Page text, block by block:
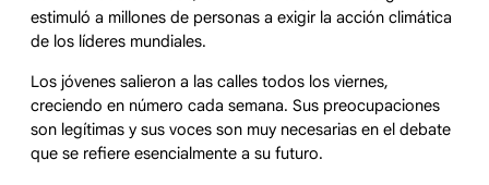
estimuló a millones de personas a exigir la acción climática
de los líderes mundiales.
Los jóvenes salieron a las calles todos los viernes,
creciendo en número cada semana. Sus preocupaciones
son legítimas y sus voces son muy necesarias en el debate
que se refiere esencialmente a su futuro.